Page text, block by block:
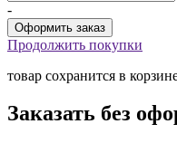
-
Продолжить покупки
товар сохранится в
Заказать без